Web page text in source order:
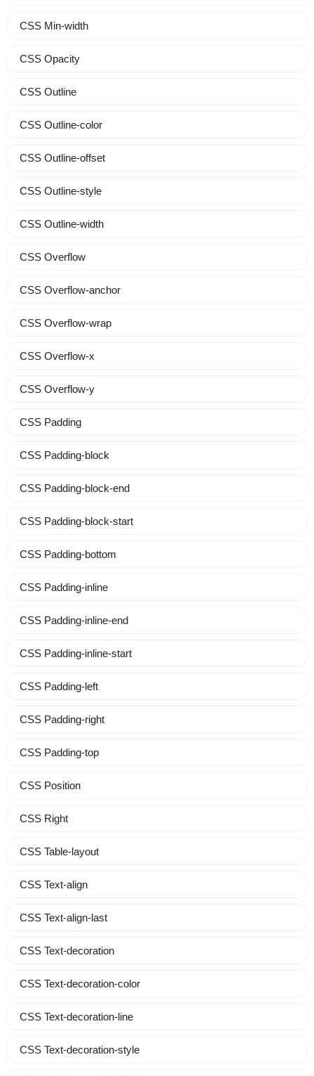
CSS Min-width
CSS Opacity
CSS Outline
CSS Outline-color
CSS Outline-offset
CSS Outline-style
CSS Outline-width
CSS Overflow
CSS Overflow-anchor
CSS Overflow-wrap
CSS Overflow-x
CSS Overflow-y
CSS Padding
CSS Padding-block
CSS Padding-block-end
CSS Padding-block-start
CSS Padding-bottom
CSS Padding-inline
CSS Padding-inline-end
CSS Padding-inline-start
CSS Padding-left
CSS Padding-right
CSS Padding-top
CSS Position
CSS Right
CSS Table-layout
CSS Text-align
CSS Text-align-last
CSS Text-decoration
CSS Text-decoration-color
CSS Text-decoration-line
CSS Text-decoration-style